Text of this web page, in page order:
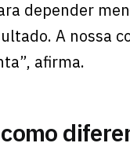
depender
A nossa
afirma.